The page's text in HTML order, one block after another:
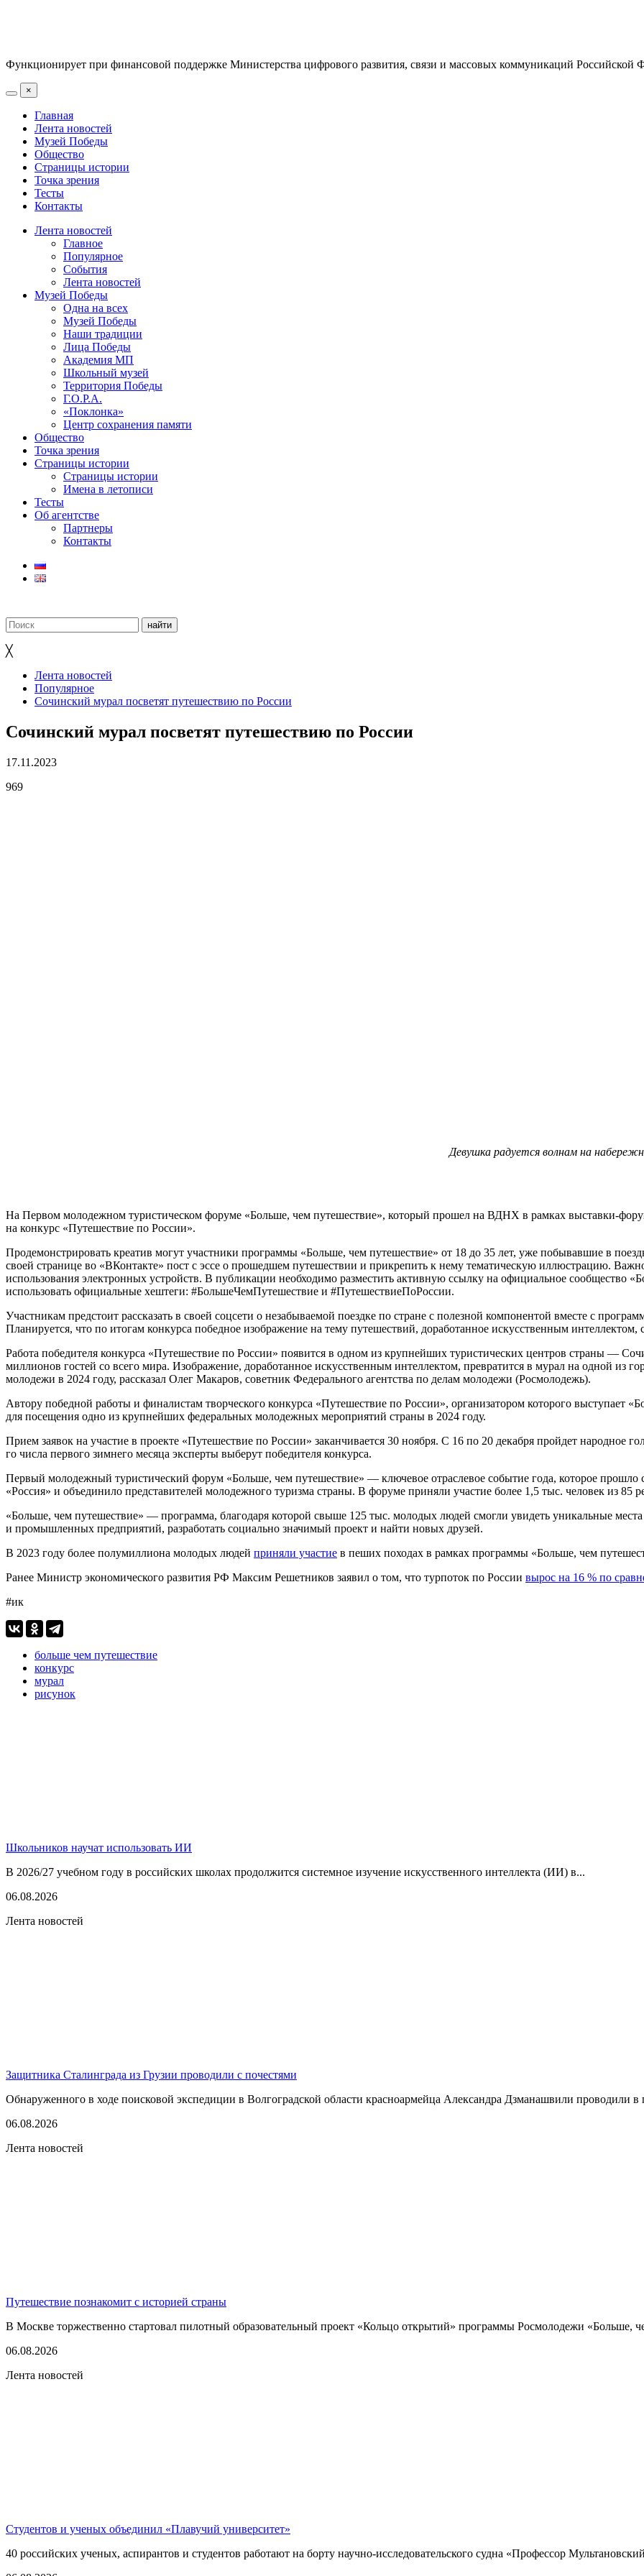
Функционирует при финансовой поддержке Министерства цифрового развития, связи и массовых коммуникаций Российской
×
Главная
Лента новостей
Музей Победы
Общество
Страницы истории
Точка зрения
Тесты
Контакты
Лента новостей
Главное
Популярное
События
Лента новостей
Музей Победы
Одна на всех
Музей Победы
Наши традиции
Лица Победы
Академия МП
Школьный музей
Территория Победы
Г.О.Р.А.
«Поклонка»
Центр сохранения памяти
Общество
Точка зрения
Страницы истории
Страницы истории
Имена в летописи
Тесты
Об агентстве
Партнеры
Контакты
╳
Лента новостей
Популярное
Сочинский мурал посветят путешествию по России
Сочинский мурал посветят путешествию по России
17.11.2023
969
Девушка радуется волнам на
На Первом молодежном туристическом форуме «Больше, чем путешествие», который прошел на ВДНХ в рамках выставки-
на конкурс «Путешествие по России».
Продемонстрировать креатив могут участники программы «Больше, чем путешествие» от 18 до 35 лет, уже побывавшие в
своей странице во «ВКонтакте» пост с эссе о прошедшем путешествии и прикрепить к нему тематическую иллюстрацию.
использования электронных устройств. В публикации необходимо разместить активную ссылку на официальное сообщество
использовать официальные хештеги: #БольшеЧемПутешествие и #ПутешествиеПоРоссии.
Участникам предстоит рассказать в своей соцсети о незабываемой поездке по стране с полезной компонентой вместе с
Планируется, что по итогам конкурса победное изображение на тему путешествий, доработанное искусственным интеллектом,
Работа победителя конкурса «Путешествие по России» появится в одном из крупнейших туристических центров страны —
миллионов гостей со всего мира. Изображение, доработанное искусственным интеллектом, превратится в мурал на одной из
молодежи в 2024 году, рассказал Олег Макаров, советник Федерального агентства по делам молодежи (Росмолодежь).
Автору победной работы и финалистам творческого конкурса «Путешествие по России», организатором которого выступает
для посещения одно из крупнейших федеральных молодежных мероприятий страны в 2024 году.
Прием заявок на участие в проекте «Путешествие по России» заканчивается 30 ноября. С 16 по 20 декабря пройдет народное
го числа первого зимнего месяца эксперты выберут победителя конкурса.
Первый молодежный туристический форум «Больше, чем путешествие» — ключевое отраслевое событие года, которое
«Россия» и объединило представителей молодежного туризма страны. В форуме приняли участие более 1,5 тыс. человек из 85
«Больше, чем путешествие» — программа, благодаря которой свыше 125 тыс. молодых людей смогли увидеть уникальные
и промышленных предприятий, разработать социально значимый проект и найти новых друзей.
В 2023 году более полумиллиона молодых людей приняли участие в пеших походах в рамках программы «Больше, чем
Ранее Министр экономического развития РФ Максим Решетников заявил о том, что турпоток по России вырос на 16 % по
#ик
больше чем путешествие
конкурс
мурал
рисунок
Школьников научат использовать ИИ
В 2026/27 учебном году в российских школах продолжится системное изучение искусственного интеллекта (ИИ) в...
06.08.2026
Лента новостей
Защитника Сталинграда из Грузии проводили с почестями
Обнаруженного в ходе поисковой экспедиции в Волгоградской области красноармейца Александра Дзманашвили проводили в
06.08.2026
Лента новостей
Путешествие познакомит с историей страны
В Москве торжественно стартовал пилотный образовательный проект «Кольцо открытий» программы Росмолодежи «Больше,
06.08.2026
Лента новостей
Студентов и ученых объединил «Плавучий университет»
40 российских ученых, аспирантов и студентов работают на борту научно-исследовательского судна «Профессор